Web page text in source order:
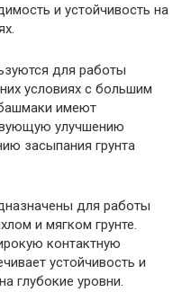
и устойчивость на
для работы
условиях с большим
имеют
улучшению
засыпания грунта
для работы
и мягком грунте.
контактную
устойчивость и
глубокие уровни.